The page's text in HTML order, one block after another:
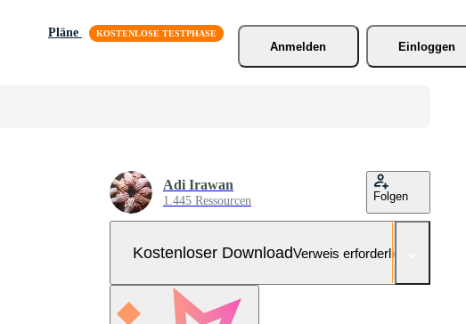
Pläne
Anmelden
Einloggen
Adi Irawan
1.445 Ressourcen Folgen
Kostenloser DownloadVerweis erforderlich